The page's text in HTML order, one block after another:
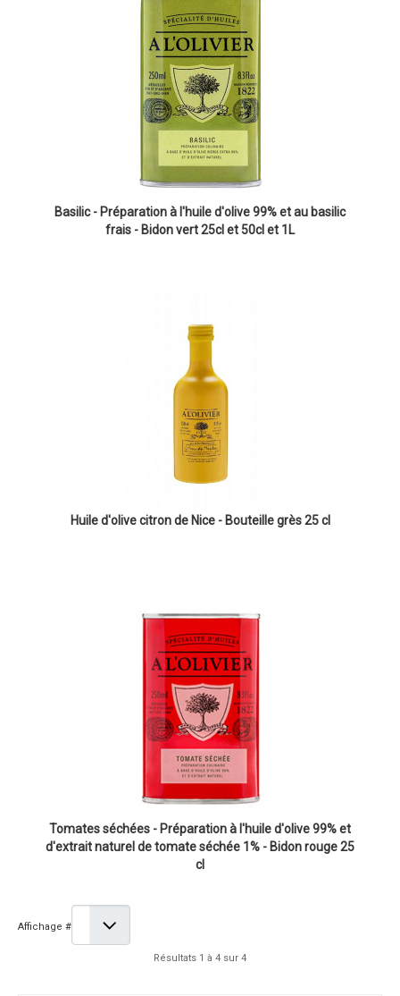
Basilic - Préparation à l'huile d'olive 99% et au basilic
frais - Bidon vert 25cl et 50cl et 1L
Huile d'olive citron de Nice - Bouteille grès 25 cl
Tomates séchées - Préparation à l'huile d'olive 99% et
d'extrait naturel de tomate séchée 1% - Bidon rouge 25
cl
Affichage #
Résultats 1 à 4 sur 4